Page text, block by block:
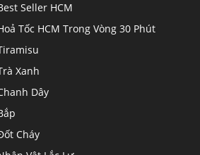
Seller HCM
Tốc HCM Trong Vòng 30 Phút
Xanh
Dây
Cháy